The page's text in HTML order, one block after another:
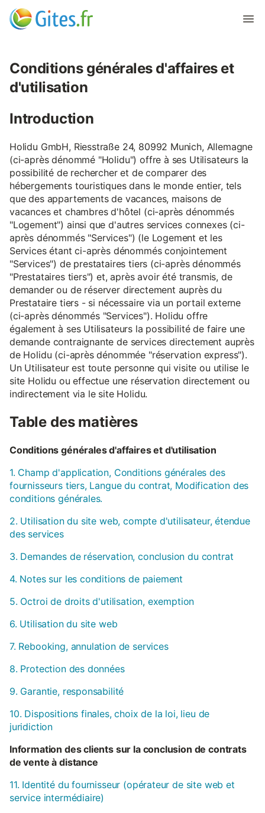
Conditions générales d'affaires et
d'utilisation
Introduction
Holidu GmbH, Riesstraße 24, 80992 Munich, Allemagne
(ci-après dénommé "Holidu") offre à ses Utilisateurs la
possibilité de rechercher et de comparer des
hébergements touristiques dans le monde entier, tels
que des appartements de vacances, maisons de
vacances et chambres d'hôtel (ci-après dénommés
"Logement") ainsi que d'autres services connexes (ci-
après dénommés "Services") (le Logement et les
Services étant ci-après dénommés conjointement
"Services") de prestataires tiers (ci-après dénommés
"Prestataires tiers") et, après avoir été transmis, de
demander ou de réserver directement auprès du
Prestataire tiers - si nécessaire via un portail externe
(ci-après dénommés "Services"). Holidu offre
également à ses Utilisateurs la possibilité de faire une
demande contraignante de services directement auprès
de Holidu (ci-après dénommée "réservation express").
Un Utilisateur est toute personne qui visite ou utilise le
site Holidu ou effectue une réservation directement ou
indirectement via le site Holidu.
Table des matières
Conditions générales d'affaires et d'utilisation
1. Champ d'application, Conditions générales des
fournisseurs tiers, Langue du contrat, Modification des
conditions générales.
2. Utilisation du site web, compte d'utilisateur, étendue
des services
3. Demandes de réservation, conclusion du contrat
4. Notes sur les conditions de paiement
5. Octroi de droits d'utilisation, exemption
6. Utilisation du site web
7. Rebooking, annulation de services
8. Protection des données
9. Garantie, responsabilité
10. Dispositions finales, choix de la loi, lieu de
juridiction
Information des clients sur la conclusion de contrats
de vente à distance
11. Identité du fournisseur (opérateur de site web et
service intermédiaire)